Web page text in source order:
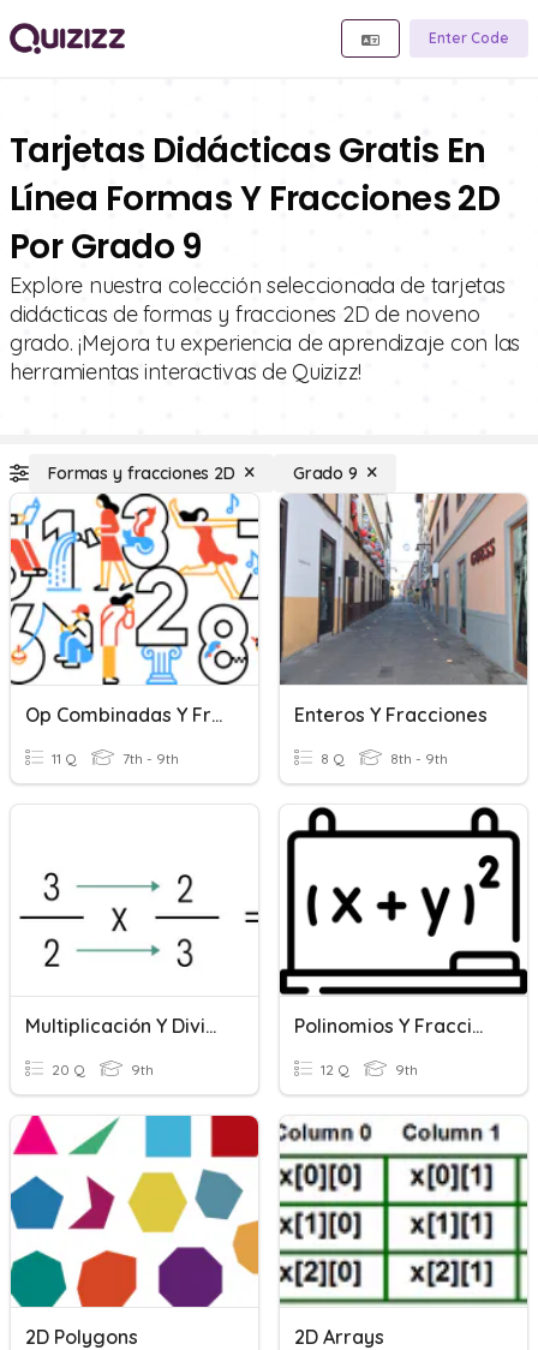
Enter Code
Tarjetas Didácticas Gratis En
Línea Formas Y Fracciones 2D
Por Grado 9
Explore nuestra colección seleccionada de tarjetas
didácticas de formas y fracciones 2D de noveno
grado. ¡Mejora tu experiencia de aprendizaje con las
herramientas interactivas de Quizizz!
Formas y fracciones 2D Grado 9
Op Combinadas Y Fracciones
11 Q 7th - 9th
Enteros Y Fracciones
8 Q 8th - 9th
Multiplicación Y División De Fracciones
20 Q 9th
Polinomios Y Fracciones Algebraicas
12 Q 9th
2D Polygons 2D Arrays